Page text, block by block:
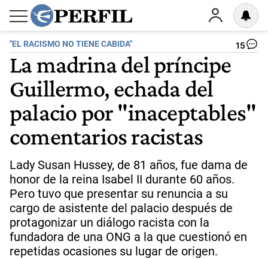
"EL RACISMO NO TIENE CABIDA" 15
La madrina del príncipe
Guillermo, echada del
palacio por "inaceptables"
comentarios racistas
Lady Susan Hussey, de 81 años, fue dama de
honor de la reina Isabel II durante 60 años.
Pero tuvo que presentar su renuncia a su
cargo de asistente del palacio después de
protagonizar un diálogo racista con la
fundadora de una ONG a la que cuestionó en
repetidas ocasiones su lugar de origen.